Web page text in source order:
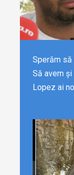
Sperăm să
Să avem
Lopez ai